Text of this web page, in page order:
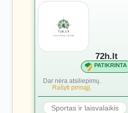
72h.lt
PATIKRINTA
Dar nėra atsiliepimų.
Rašyti pirmąjį.
Sportas ir laisvalaikis